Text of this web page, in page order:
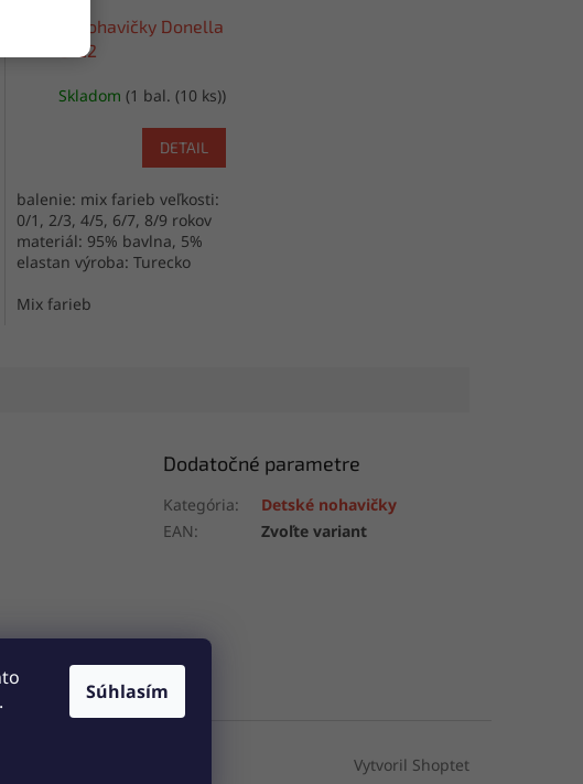
. Súhlasím
Detské nohavičky Donella
4171PB122
Skladom(1 bal. (10 ks))
DETAIL
balenie: mix farieb veľkosti:
0/1, 2/3, 4/5, 6/7, 8/9 rokov
materiál: 95% bavlna, 5%
elastan výroba: Turecko
Mix farieb
Dodatočné parametre
Kategória:
Detské nohavičky
EAN: Zvoľte variant
Vytvoril Shoptet